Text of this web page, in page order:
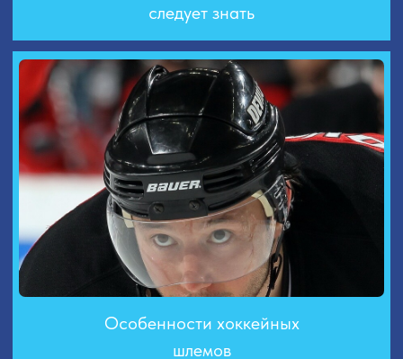
Хоккейные клюшки —
рекомендации по выбору
ДЛЯ ДЕВОЧЕК И ЖЕНЩИН
ДЛЯ МАЛЬЧИКОВ И МУЖЧИН
Политика конфиденциальности
Хоккей
Футбол
Фигурное катание
Гимнастика
8 (918) 100-69-70